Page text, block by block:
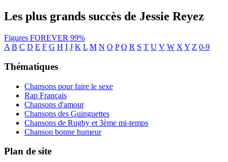
Les plus grands succès de Jessie Reyez
Figures FOREVER 99%
A B C D E F G H I J K L M N O P Q R S T U V W X Y Z 0-9
Thématiques
Chansons pour faire le sexe
Rap Français
Chansons d'amour
Chansons des Guinguettes
Chansons de Rugby et 3ème mi-temps
Chanson bonne humeur
Plan de site